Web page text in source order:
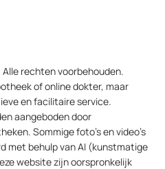
rechten voorbehouden.
of online dokter, maar
en facilitaire service.
aangeboden door
Sommige foto’s en video’s
met behulp van AI (kunstmatige
website zijn oorspronkelijk